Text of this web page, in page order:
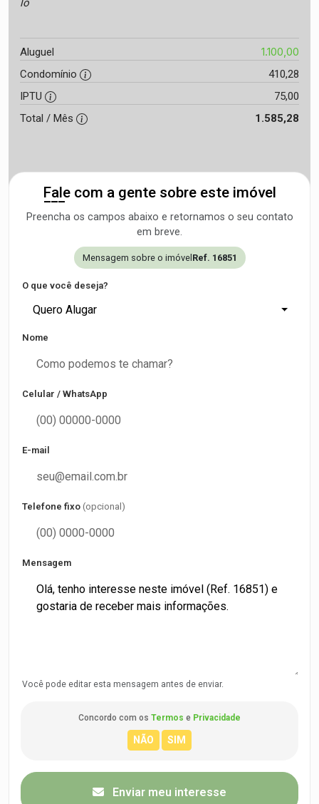
lo
Aluguel 1.100,00
Condomínio
410,28
IPTU
75,00
Total / Mês
1.585,28
Fale com a gente sobre este imóvel
Preencha os campos abaixo e retornamos o seu contato
em breve.
Mensagem sobre o imóvelRef. 16851
O que você deseja?
Quero Alugar
Nome
Celular / WhatsApp
E-mail
Telefone fixo (opcional)
Mensagem
Você pode editar esta mensagem antes de enviar.
Concordo com os Termos e Privacidade
Enviar meu interesse